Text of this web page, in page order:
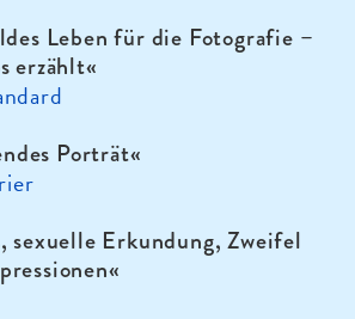
Leben für die Fotografie –
erzählt«
Porträt«
sexuelle Erkundung, Zweifel